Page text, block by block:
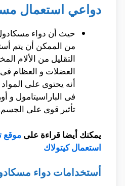
دواعي استعمال
حيث أن دواء
من الممكن أن يتم
التقليل من الألام
العضلات و العظام
أنه يحتوى على المواد
فى الباراسيتامول و
تأثير قوى على
يمكنك أيضا قراءة على موقع
استعمال كيتولاك
أستخدامات دواء